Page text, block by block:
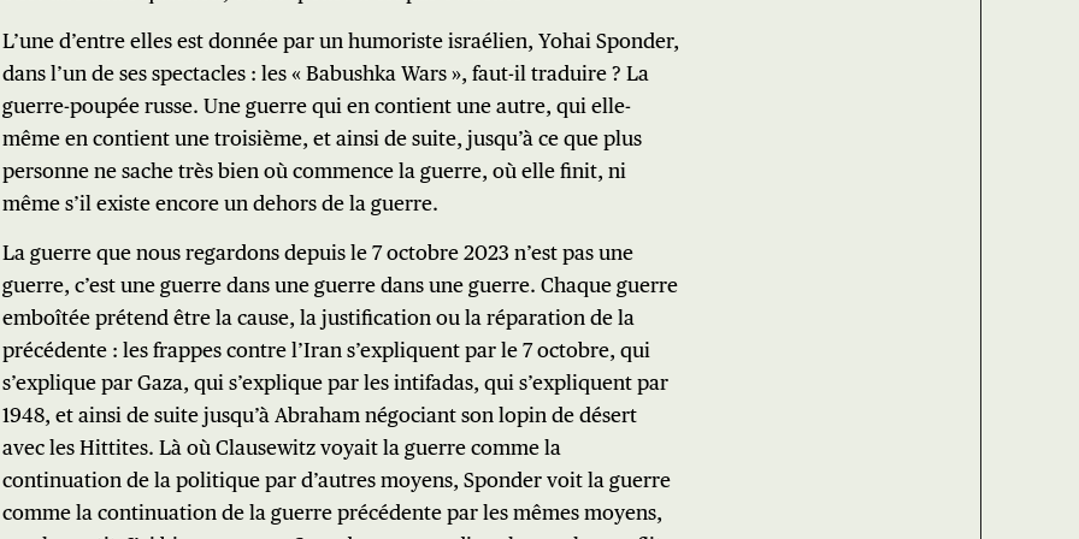
L’une d’entre elles est donnée par un humoriste israélien, Yohai Sponder,
dans l’un de ses spectacles : les « Babushka Wars », faut-il traduire ? La
guerre-poupée russe. Une guerre qui en contient une autre, qui elle-
même en contient une troisième, et ainsi de suite, jusqu’à ce que plus
personne ne sache très bien où commence la guerre, où elle finit, ni
même s’il existe encore un dehors de la guerre.
La guerre que nous regardons depuis le 7 octobre 2023 n’est pas une
guerre, c’est une guerre dans une guerre dans une guerre. Chaque guerre
emboîtée prétend être la cause, la justification ou la réparation de la
précédente : les frappes contre l’Iran s’expliquent par le 7 octobre, qui
s’explique par Gaza, qui s’explique par les intifadas, qui s’expliquent par
1948, et ainsi de suite jusqu’à Abraham négociant son lopin de désert
avec les Hittites. Là où Clausewitz voyait la guerre comme la
continuation de la politique par d’autres moyens, Sponder voit la guerre
comme la continuation de la guerre précédente par les mêmes moyens,